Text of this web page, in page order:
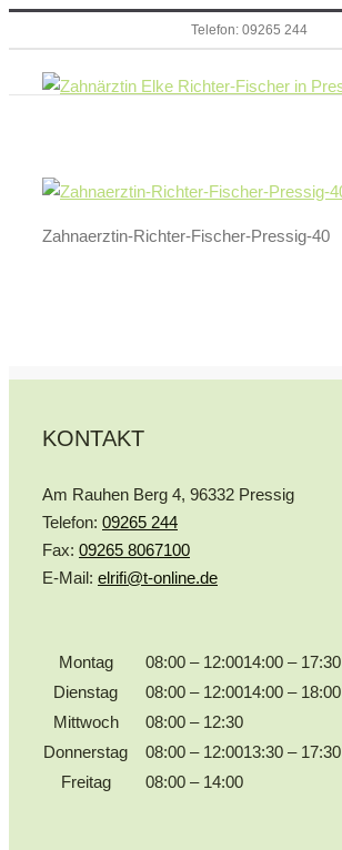
Inhalt
springen
Telefon: 09265 244
Zahnaerztin-Richter-Fischer-Pressig-40
KONTAKT
Am Rauhen Berg 4, 96332 Pressig
Telefon: 09265 244
Fax: 09265 8067100
E-Mail: elrifi@t-online.de
Montag 08:00 – 12:0014:00 – 17:30
Dienstag
08:00 – 12:0014:00 – 18:00
Mittwoch
08:00 – 12:30
Donnerstag
08:00 – 12:0013:30 – 17:30
Freitag
08:00 – 14:00